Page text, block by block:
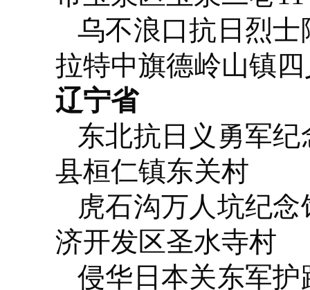
乌不浪口抗日烈士
拉特中旗德岭山镇
辽宁省
东北抗日义勇军纪
县桓仁镇东关村
虎石沟万人坑纪念
济开发区圣水寺村
侵华日本关东军